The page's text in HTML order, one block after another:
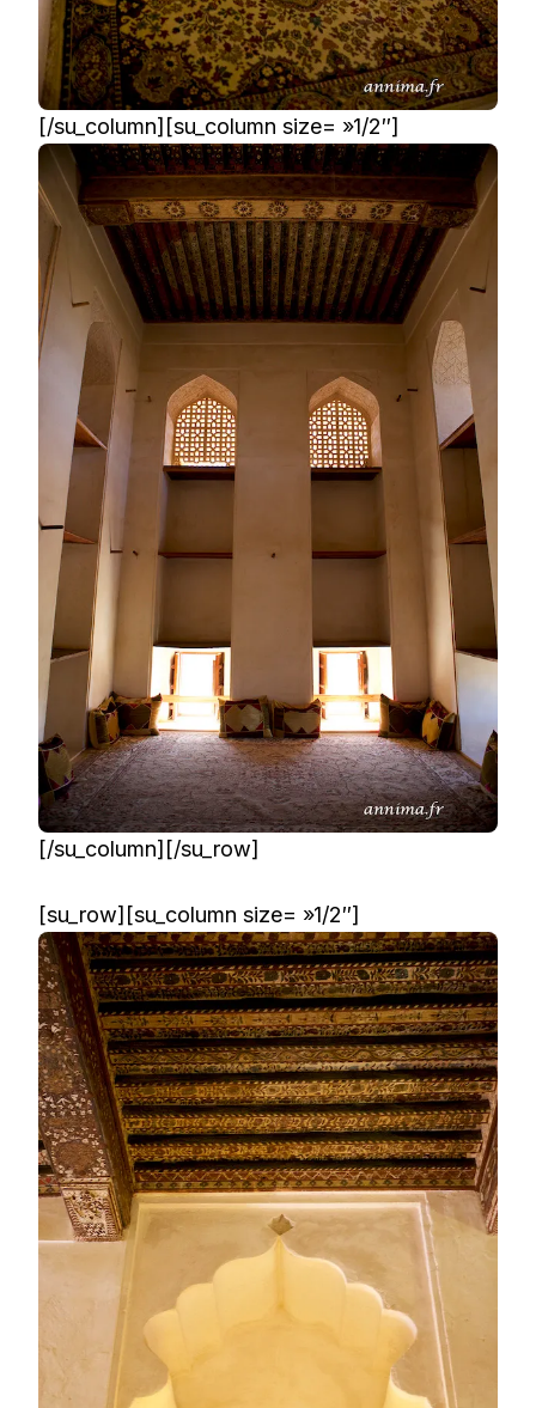
[/su_column][su_column size= »1/2″]
[/su_column][/su_row]
[su_row][su_column size= »1/2″]